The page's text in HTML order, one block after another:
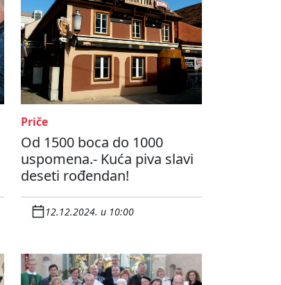
Priče
Od 1500 boca do 1000
uspomena.- Kuća piva slavi
deseti rođendan!
12.12.2024. u 10:00